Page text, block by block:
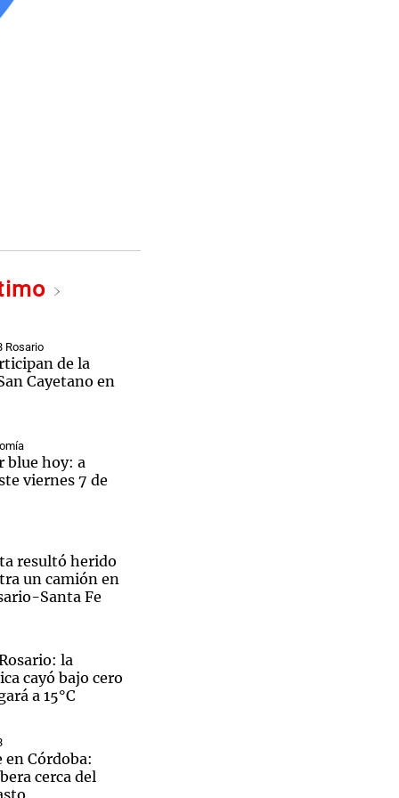
Rosario
de la
Cayetano en
blue hoy: a
viernes 7 de
resultó herido
un camión en
Santa Fe
la
cayó bajo cero
a 15°C
Córdoba:
cerca del